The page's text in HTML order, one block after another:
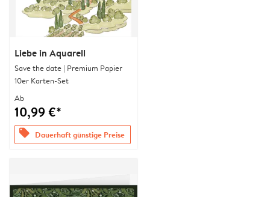
Liebe in Aquarell
Save the date | Premium Papier
10er Karten-Set
Ab
10,99 €*
offers Dauerhaft günstige Preise